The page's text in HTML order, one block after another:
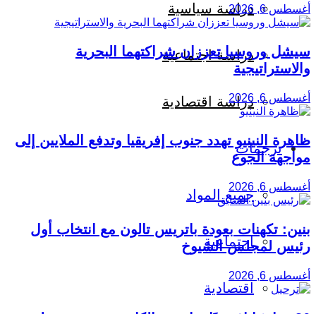
دراسة سياسية
دراسة اجتماعية
دراسة اقتصادية
ترجمات
جميع المواد
اجتماعية
اقتصادية
أغسطس 6, 2026
سيشل وروسيا تعززان شراكتهما البحرية
والاستراتيجية
أغسطس 6, 2026
ظاهرة النينيو تهدد جنوب إفريقيا وتدفع الملايين إلى
مواجهة الجوع
أغسطس 6, 2026
بنين: تكهنات بعودة باتريس تالون مع انتخاب أول
رئيس لمجلس الشيوخ
أغسطس 6, 2026